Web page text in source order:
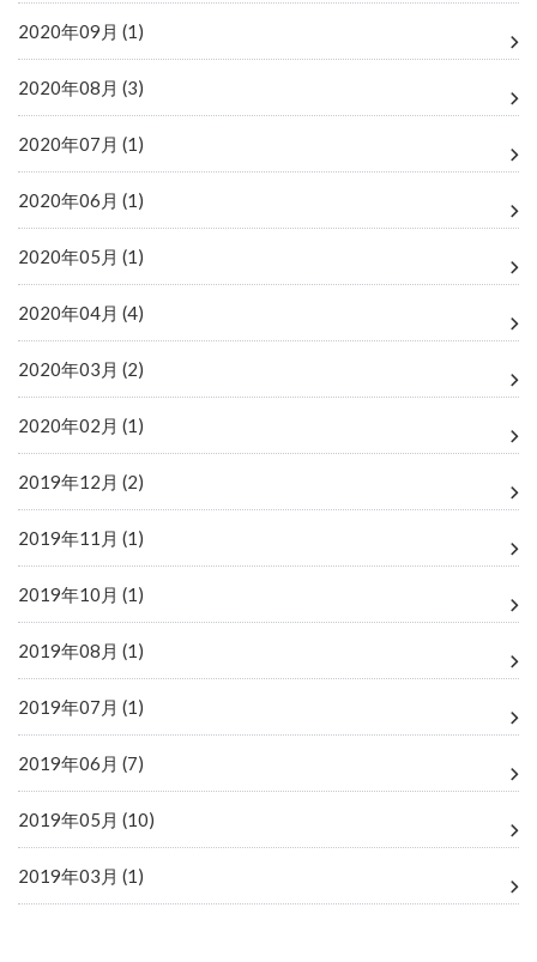
2020年09月 (1)
2020年08月 (3)
2020年07月 (1)
2020年06月 (1)
2020年05月 (1)
2020年04月 (4)
2020年03月 (2)
2020年02月 (1)
2019年12月 (2)
2019年11月 (1)
2019年10月 (1)
2019年08月 (1)
2019年07月 (1)
2019年06月 (7)
2019年05月 (10)
2019年03月 (1)